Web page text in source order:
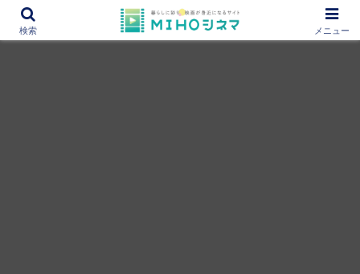
12000作品を紹介！あなたの映画図書館『MIHOシネマ』
検索 メニュー